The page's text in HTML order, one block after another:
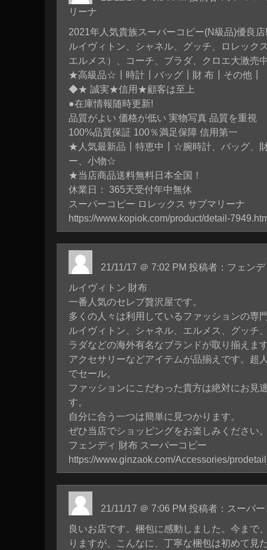
リーナ
2021年人気貴族スーパーコピー(N級品)優良店!
ルイヴィトン、シャネル、グッチ、ロレック
エルメス）、コーチ、ブラダ、クロエ大激売
★高級品☆┃時計┃バッグ┃財 布┃その他┃
◆★ 誠実★信用★顧客は至上
●在庫情報随時更新!
品質がよい 価格が低い 実物写真 品質を重視
100%品質保証 100％満足保障 信用第一
★人気最新品┃特恵中┃☆腕時計、バッグ、
ー、小物☆
★当店商品送料無料日本全国！
休業日： 365天受付年中無休
スーパーコピー ロレックス サブマリーナ
https://www.kopiok.com/product/detail-
21/11/17 ＠ 7:02 PM 投稿者：フェン
ルイヴィトン 財布
一番人気のセレブ贅沢屋です。
多くの人々は利用しているファッションの専
ルイヴィトン、シャネル、エルメス、グッチ
ラダなどの海外有名なブランドが取り揃えま
アクセサリーなどアイテムが品揃えです。超
でセール。
ファッションにこだわった貴方は絶対にお見
す。
自分に合う一つは簡単に見つかります。
ぜひ当店でショッピングをお楽しみください
フェンディ 財布 スーパーコピー
https://www.ginzaok.com/Accessories/
21/11/17 ＠ 7:06 PM 投稿者：スーパ
良いお店です。梱包に感動しました。今まで
りますが、こんなに、丁寧な梱包は初めて見